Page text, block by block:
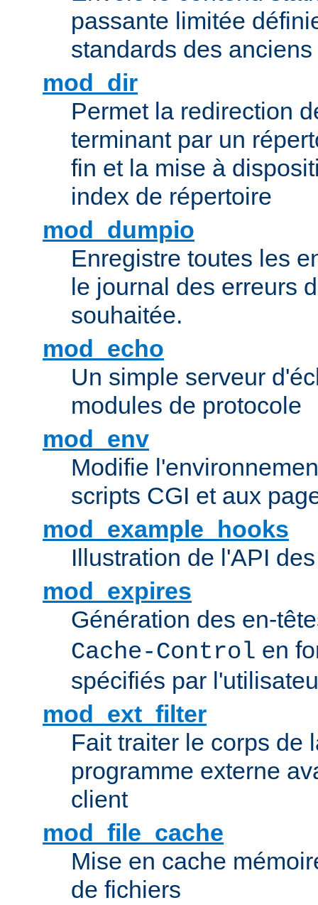
passante limitée
standards des
mod_dir
Permet la redirection
terminant par un
fin et la mise à
index de répertoire
mod_dumpio
Enregistre toutes les
le journal des erreurs
souhaitée.
mod_echo
Un simple serveur
modules de protocole
mod_env
Modifie
scripts CGI et aux
mod_example_hooks
Illustration de l'API
mod_expires
Génération des en-
Cache-Control en
spécifiés par
mod_ext_filter
Fait traiter le corps de
programme externe
client
mod_file_cache
Mise en cache
de fichiers